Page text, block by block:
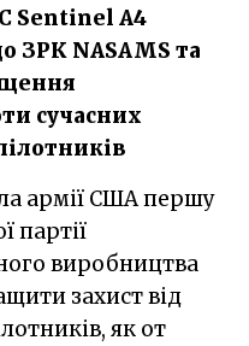
Sentinel A4
ЗРК NASAMS та
сучасних
партії
виробництва
захист від
як от